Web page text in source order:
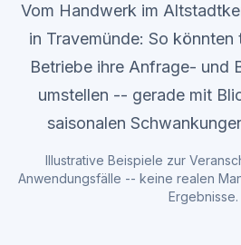
Vom Handwerk im
in Travemünde: So
Betriebe ihre Anfrage- und
umstellen -- gerade mit
saisonalen
Illustrative Beispiele zur
Anwendungsfälle -- keine realen
Ergebnisse.